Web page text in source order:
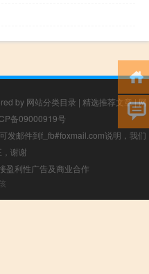
by 网站分类目录 | 精选推荐文章|网
备09000919号
发邮件到f_fb#foxmail.com说明，我们
谢谢
盈利性广告及商业合作